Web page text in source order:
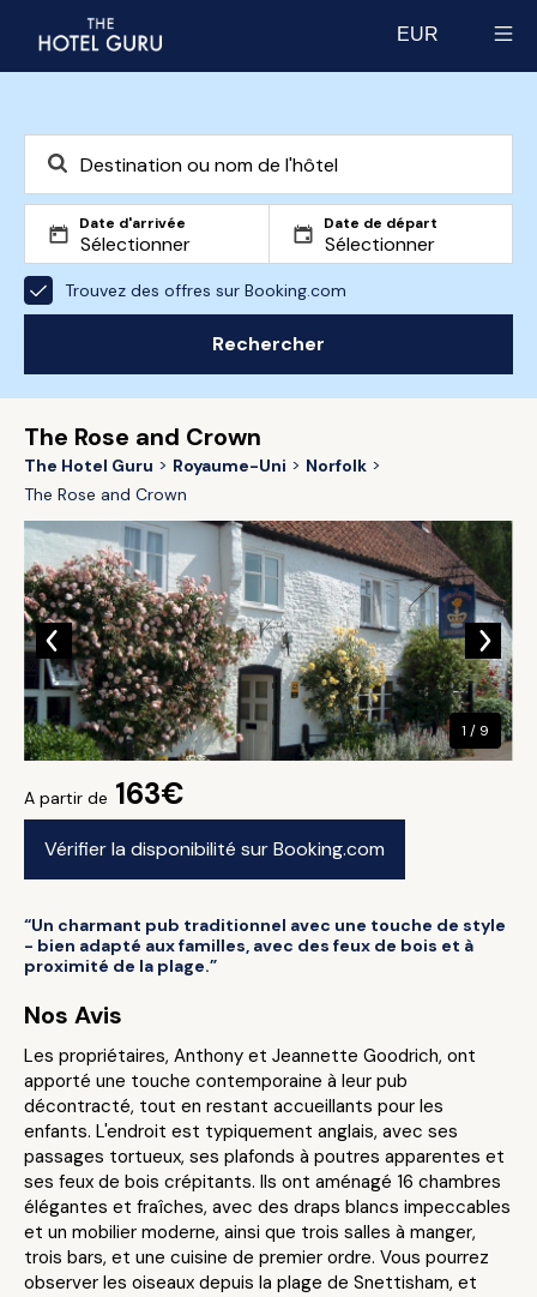
EUR
Date d'arrivée Date de départ
Trouvez des offres sur Booking.com
Rechercher
The Rose and Crown
The Hotel Guru Royaume-Uni
Norfolk
The Rose and Crown
A partir de 163€
Vérifier la disponibilité sur Booking.com
1 / 9
“Un charmant pub traditionnel avec une touche de style
- bien adapté aux familles, avec des feux de bois et à
proximité de la plage.”
Nos Avis
Les propriétaires, Anthony et Jeannette Goodrich, ont
apporté une touche contemporaine à leur pub
décontracté, tout en restant accueillants pour les
enfants. L'endroit est typiquement anglais, avec ses
passages tortueux, ses plafonds à poutres apparentes et
ses feux de bois crépitants. Ils ont aménagé 16 chambres
élégantes et fraîches, avec des draps blancs impeccables
et un mobilier moderne, ainsi que trois salles à manger,
trois bars, et une cuisine de premier ordre. Vous pourrez
observer les oiseaux depuis la plage de Snettisham, et